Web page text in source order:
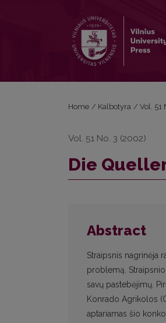
Home / Kalbotyra / Vol. 51
Vol. 51 No. 3 (2002)
Die
Abstract
Straipsnis nagrinėja
problemą.
savų pastebėjimų.
Konrado Agrikolos
aptariamas šio